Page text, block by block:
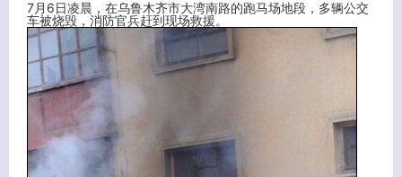
7月6日凌晨，在乌鲁木齐市大湾南路的跑马场地段，多辆公交
车被烧毁，消防官兵赶到现场救援。